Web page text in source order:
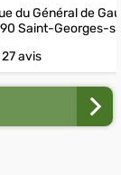
du Général de
Saint-Georges-
27 avis